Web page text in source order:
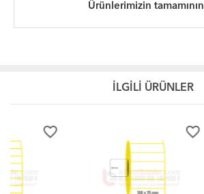
Ürünlerimizin
İLGİLİ ÜRÜNLER